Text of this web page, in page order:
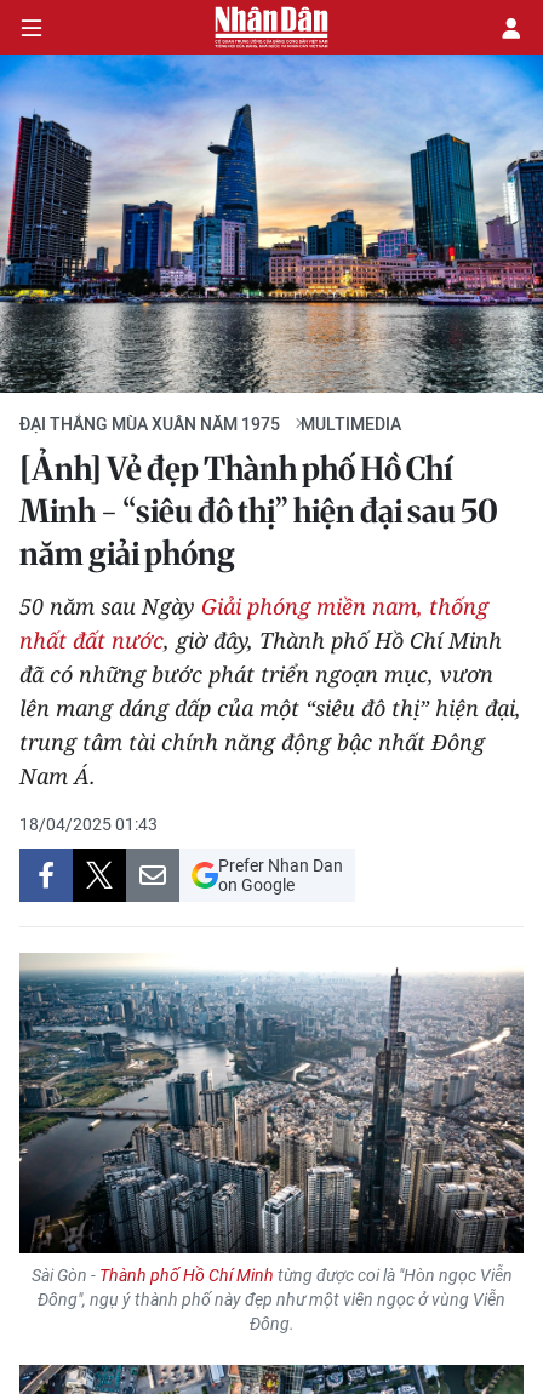
CHÍNH TRỊ
KINH TẾ
VĂN HÓA
XÃ HỘI
PHÁP LUẬT
DU LỊCH
THẾ GIỚI
THỂ THAO
GIÁO DỤC
Y TẾ
KHOA HỌC - CÔNG NGHỆ
BẠN ĐỌC
TRI THỨC CHUYÊN SÂU
54 DÂN TỘC VIỆT NAM
CHƯƠNG TRÌNH OCOP - MỖI XÃ
MỘT SẢN PHẨM
RADIO
MEDIA CENTER
Video
ĐẠI THẮNG MÙA XUÂN NĂM 1975 MULTIMEDIA
[Ảnh] Vẻ đẹp Thành phố Hồ Chí
Minh - “siêu đô thị” hiện đại sau 50
năm giải phóng
50 năm sau Ngày Giải phóng miền nam, thống
nhất đất nước, giờ đây, Thành phố Hồ Chí Minh
đã có những bước phát triển ngoạn mục, vươn
lên mang dáng dấp của một “siêu đô thị” hiện đại,
trung tâm tài chính năng động bậc nhất Đông
Nam Á.
18/04/2025 01:43
Prefer Nhan Dan
on Google
Sài Gòn - Thành phố Hồ Chí Minh từng được coi là "Hòn ngọc Viễn
Đông", ngụ ý thành phố này đẹp như một viên ngọc ở vùng Viễn
Đông.